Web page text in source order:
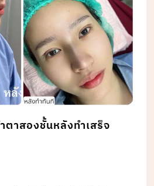
าสองชั้นหลังทำเสร็จ